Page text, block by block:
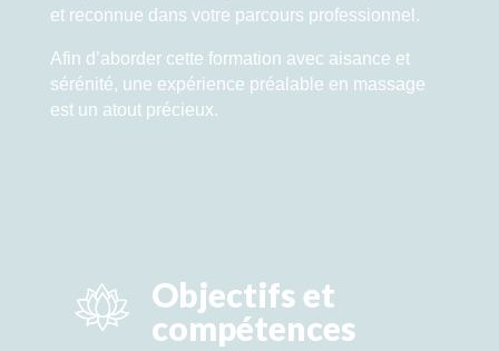
et reconnue dans votre parcours professionnel.
Afin d’aborder cette formation avec aisance et
sérénité, une expérience préalable en massage
est un atout précieux.
Objectifs et
compétences